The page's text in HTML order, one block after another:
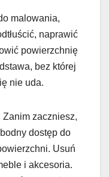
malowania,
naprawić
powierzchnię
bez której
nie uda.
Zanim zaczniesz,
dostęp do
Usuń
i akcesoria.